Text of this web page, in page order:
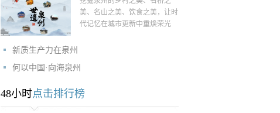
美、名山之美、饮食之美，让时
代记忆在城市更新中重焕荣光
新质生产力在泉州
何以中国·向海泉州
48小时点击排行榜